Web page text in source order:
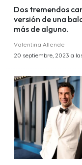
Dos tremendos
versión de una
más de alguno.
Valentina Allende
20 septiembre, 2023 a